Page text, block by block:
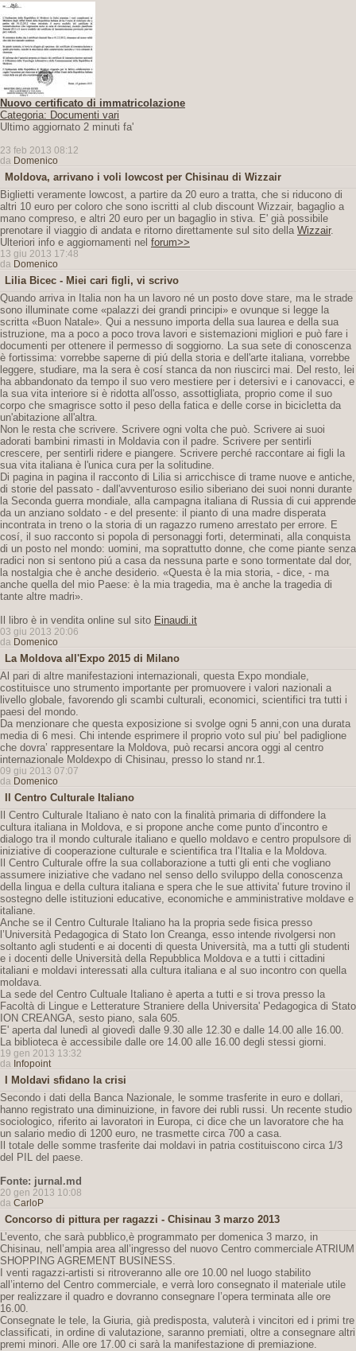
Nuovo certificato di immatricolazione
Categoria: Documenti vari
Ultimo aggiornato 2 minuti fa'
23 feb 2013 08:12
da Domenico
Moldova, arrivano i voli lowcost per Chisinau di Wizzair
Biglietti veramente lowcost, a partire da 20 euro a tratta, che si riducono di
altri 10 euro per coloro che sono iscritti al club discount Wizzair, bagaglio a
mano compreso, e altri 20 euro per un bagaglio in stiva. E' già possibile
prenotare il viaggio di andata e ritorno direttamente sul sito della Wizzair.
Ulteriori info e aggiornamenti nel forum>>
13 giu 2013 17:48
da Domenico
Lilia Bicec - Miei cari figli, vi scrivo
Quando arriva in Italia non ha un lavoro né un posto dove stare, ma le strade
sono illuminate come «palazzi dei grandi principi» e ovunque si legge la
scritta «Buon Natale». Qui a nessuno importa della sua laurea e della sua
istruzione, ma a poco a poco trova lavori e sistemazioni migliori e può fare i
documenti per ottenere il permesso di soggiorno. La sua sete di conoscenza
è fortissima: vorrebbe saperne di piú della storia e dell'arte italiana, vorrebbe
leggere, studiare, ma la sera è cosí stanca da non riuscirci mai. Del resto, lei
ha abbandonato da tempo il suo vero mestiere per i detersivi e i canovacci, e
la sua vita interiore si è ridotta all'osso, assottigliata, proprio come il suo
corpo che smagrisce sotto il peso della fatica e delle corse in bicicletta da
un'abitazione all'altra.
Non le resta che scrivere. Scrivere ogni volta che può. Scrivere ai suoi
adorati bambini rimasti in Moldavia con il padre. Scrivere per sentirli
crescere, per sentirli ridere e piangere. Scrivere perché raccontare ai figli la
sua vita italiana è l'unica cura per la solitudine.
Di pagina in pagina il racconto di Lilia si arricchisce di trame nuove e antiche,
di storie del passato - dall'avventuroso esilio siberiano dei suoi nonni durante
la Seconda guerra mondiale, alla campagna italiana di Russia di cui apprende
da un anziano soldato - e del presente: il pianto di una madre disperata
incontrata in treno o la storia di un ragazzo rumeno arrestato per errore. E
cosí, il suo racconto si popola di personaggi forti, determinati, alla conquista
di un posto nel mondo: uomini, ma soprattutto donne, che come piante senza
radici non si sentono piú a casa da nessuna parte e sono tormentate dal dor,
la nostalgia che è anche desiderio. «Questa è la mia storia, - dice, - ma
anche quella del mio Paese: è la mia tragedia, ma è anche la tragedia di
tante altre madri».
Il libro è in vendita online sul sito Einaudi.it
03 giu 2013 20:06
da Domenico
La Moldova all'Expo 2015 di Milano
Al pari di altre manifestazioni internazionali, questa Expo mondiale,
costituisce uno strumento importante per promuovere i valori nazionali a
livello globale, favorendo gli scambi culturali, economici, scientifici tra tutti i
paesi del mondo.
Da menzionare che questa exposizione si svolge ogni 5 anni,con una durata
media di 6 mesi. Chi intende esprimere il proprio voto sul piu’ bel padiglione
che dovra’ rappresentare la Moldova, può recarsi ancora oggi al centro
internazionale Moldexpo di Chisinau, presso lo stand nr.1.
09 giu 2013 07:07
da Domenico
Il Centro Culturale Italiano
Il Centro Culturale Italiano è nato con la finalità primaria di diffondere la
cultura italiana in Moldova, e si propone anche come punto d’incontro e
dialogo tra il mondo culturale italiano e quello moldavo e centro propulsore di
iniziative di cooperazione culturale e scientifica tra l’Italia e la Moldova.
Il Centro Culturale offre la sua collaborazione a tutti gli enti che vogliano
assumere iniziative che vadano nel senso dello sviluppo della conoscenza
della lingua e della cultura italiana e spera che le sue attivita' future trovino il
sostegno delle istituzioni educative, economiche e amministrative moldave e
italiane.
Anche se il Centro Culturale Italiano ha la propria sede fisica presso
l’Università Pedagogica di Stato Ion Creanga, esso intende rivolgersi non
soltanto agli studenti e ai docenti di questa Università, ma a tutti gli studenti
e i docenti delle Università della Repubblica Moldova e a tutti i cittadini
italiani e moldavi interessati alla cultura italiana e al suo incontro con quella
moldava.
La sede del Centro Cultuale Italiano è aperta a tutti e si trova presso la
Facoltà di Lingue e Letterature Straniere della Universita' Pedagogica di Stato
ION CREANGA, sesto piano, sala 605.
E' aperta dal lunedì al giovedì dalle 9.30 alle 12.30 e dalle 14.00 alle 16.00.
La biblioteca è accessibile dalle ore 14.00 alle 16.00 degli stessi giorni.
19 gen 2013 13:32
da Infopoint
I Moldavi sfidano la crisi
Secondo i dati della Banca Nazionale, le somme trasferite in euro e dollari,
hanno registrato una diminuizione, in favore dei rubli russi. Un recente studio
sociologico, riferito ai lavoratori in Europa, ci dice che un lavoratore che ha
un salario medio di 1200 euro, ne trasmette circa 700 a casa.
Il totale delle somme trasferite dai moldavi in patria costituiscono circa 1/3
del PIL del paese.
Fonte: jurnal.md
20 gen 2013 10:08
da CarloP
Concorso di pittura per ragazzi - Chisinau 3 marzo 2013
L’evento, che sarà pubblico,è programmato per domenica 3 marzo, in
Chisinau, nell’ampia area all’ingresso del nuovo Centro commerciale ATRIUM
SHOPPING AGREMENT BUSINESS.
I venti ragazzi-artisti si ritroveranno alle ore 10.00 nel luogo stabilito
all’interno del Centro commerciale, e verrà loro consegnato il materiale utile
per realizzare il quadro e dovranno consegnare l’opera terminata alle ore
16.00.
Consegnate le tele, la Giuria, già predisposta, valuterà i vincitori ed i primi tre
classificati, in ordine di valutazione, saranno premiati, oltre a consegnare altri
premi minori. Alle ore 17.00 ci sarà la manifestazione di premiazione.